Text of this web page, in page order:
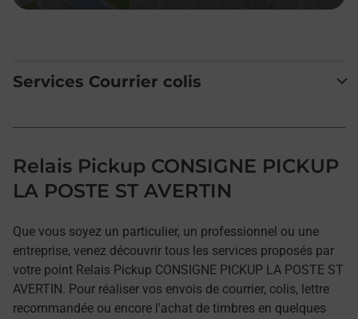
Services Courrier colis
Relais Pickup CONSIGNE PICKUP
LA POSTE ST AVERTIN
Que vous soyez un particulier, un professionnel ou une
entreprise, venez découvrir tous les services proposés par
votre point Relais Pickup CONSIGNE PICKUP LA POSTE ST
AVERTIN. Pour réaliser vos envois de courrier, colis, lettre
recommandée ou encore l'achat de timbres en quelques